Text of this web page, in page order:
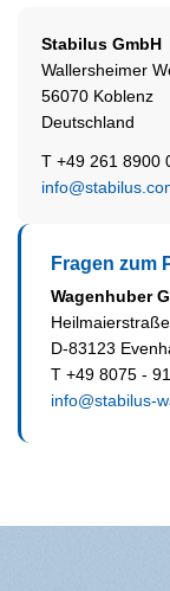
Stabilus GmbH
Wallersheimer
56070 Koblenz
Deutschland
T +49 261 8900
Fragen zum
Wagenhuber
D-83123
T +49 8075 -
info@stabilus-